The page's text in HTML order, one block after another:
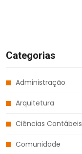
Categorias
Administração
Arquitetura
Ciências Contábeis
Comunidade